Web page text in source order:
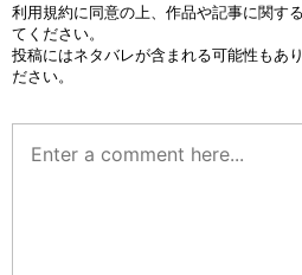
利用規約に同意の上、作品や記事に関す
てください。
投稿にはネタバレが含まれる可能性もあ
ださい。